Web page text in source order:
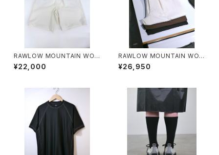
RAWLOW MOUNTAIN WOR
KS / HIKER GURKHA PANTS
¥22,000
RAWLOW MOUNTAIN WOR
KS / HIKER BAKER PANTS
¥26,950